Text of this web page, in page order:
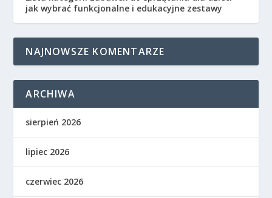
jak wybrać funkcjonalne i edukacyjne zestawy
NAJNOWSZE KOMENTARZE
ARCHIWA
sierpień 2026
lipiec 2026
czerwiec 2026